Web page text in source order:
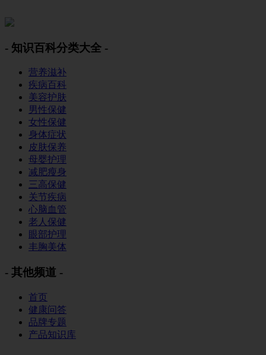
- 知识百科分类大全 -
营养滋补
疾病百科
美容护肤
男性保健
女性保健
身体症状
皮肤保养
母婴护理
减肥瘦身
三高保健
关节疾病
心脑血管
老人保健
眼部护理
丰胸美体
- 其他频道 -
首页
健康问答
品牌专题
产品知识库